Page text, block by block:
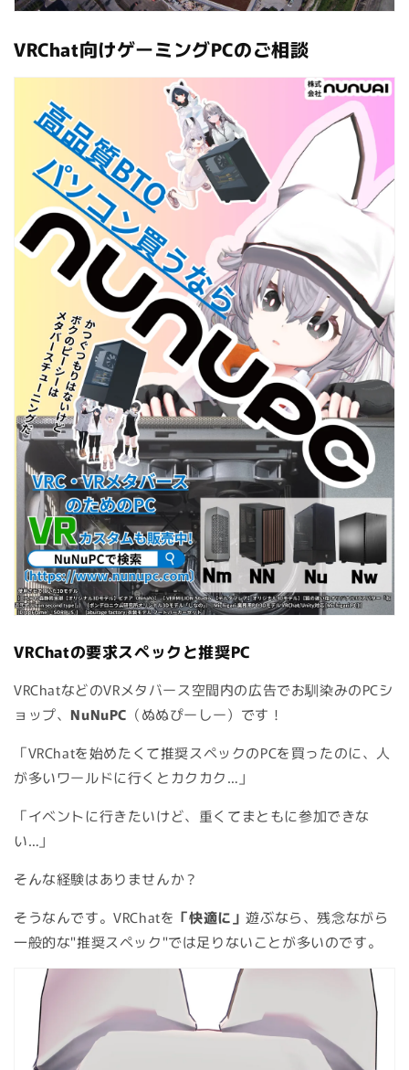
VRChat向けゲーミングPCのご相談
VRChatの要求スペックと推奨PC
VRChatなどのVRメタバース空間内の広告でお馴染みのPCシ
ョップ、NuNuPC （ぬぬぴーしー）です！
「VRChatを始めたくて推奨スペックのPCを買ったのに、人
が多いワールドに行くとカクカク…」
「イベントに行きたいけど、重くてまともに参加できな
い…」
そんな経験はありませんか？
そうなんです。VRChatを 「快適に」遊ぶなら、残念ながら
一般的な"推奨スペック"では足りないことが多いのです。